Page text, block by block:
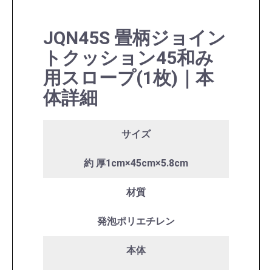
JQN45S 畳柄ジョイン
トクッション45和み
用スロープ(1枚)｜本
体詳細
サイズ
約 厚1cm×45cm×5.8cm
材質
発泡ポリエチレン
本体